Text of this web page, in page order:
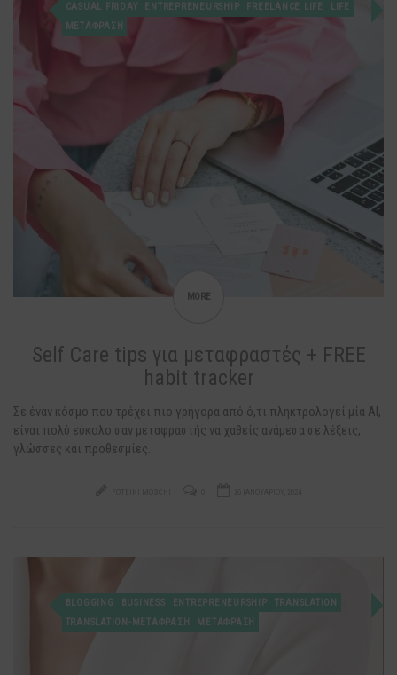
CASUAL FRIDAY ENTREPRENEURSHIP FREELANCE LIFE
LIFE
ΜΕΤΑΦΡΑΣΗ
MORE
Self Care tips για μεταφραστές + FREE
habit tracker
Σε έναν κόσμο που τρέχει πιο γρήγορα από ό,τι πληκτρολογεί μία ΑΙ,
είναι πολύ εύκολο σαν μεταφραστής να χαθείς ανάμεσα σε λέξεις,
γλώσσες και προθεσμίες.
BLOGGING BUSINESS ENTREPRENEURSHIP
TRANSLATION
TRANSLATION-ΜΕΤΆΦΡΑΣΗ
ΜΕΤΑΦΡΑΣΗ